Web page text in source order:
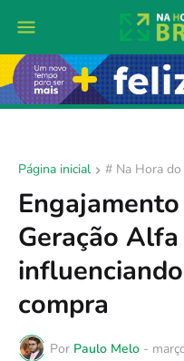
Página inicial # Na Hora
Geração
compra
Por Paulo Melo -